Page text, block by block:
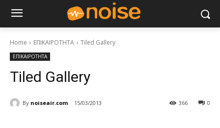
Home ΕΠΙΚΑΙΡΟΤΗΤΑ Tiled Gallery
ΕΠΙΚΑΙΡΟΤΗΤΑ
Tiled Gallery
By noiseair.com 15/03/2013 0
366